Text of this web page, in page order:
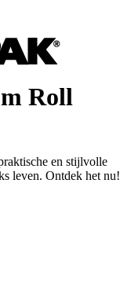
Roll
en stijlvolle
leven. Ontdek het nu!